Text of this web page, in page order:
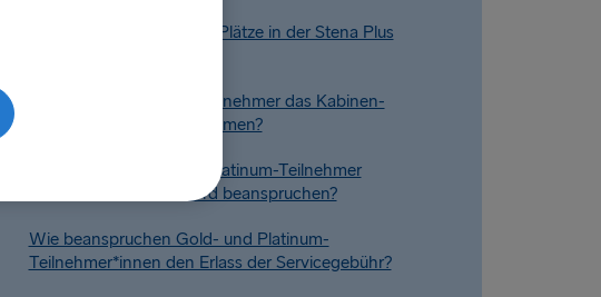
Wie kann ich kostenlose Plätze in der Stena Plus
Wie können Platinum-Teilnehmer das Kabinen-
Upgrade in Anspruch nehmen?
Wie können Gold- und Platinum-Teilnehmer
Premium-WLAN an Bord beanspruchen?
Wie beanspruchen Gold- und Platinum-
Teilnehmer*innen den Erlass der Servicegebühr?